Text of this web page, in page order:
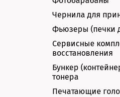
Чернила для
Фьюзеры (печки
Сервисные
восстановления
Бункер
тонера
Печатающие